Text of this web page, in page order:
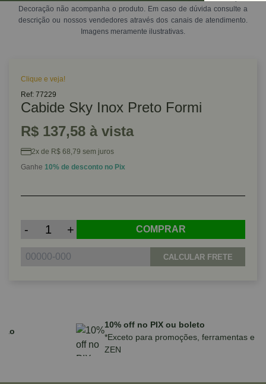
Decoração não acompanha o produto. Em caso de dúvida consulte a
descrição ou nossos vendedores através dos canais de atendimento.
Imagens meramente ilustrativas.
Clique e veja!
Ref: 77229
Cabide Sky Inox Preto Formi
R$ 137,58 à vista
2x de R$ 68,79 sem juros
Ganhe 10% de desconto no Pix
- + COMPRAR
CALCULAR FRETE
Parcele em até 10x sem juros no cartão
para compras acima de R$590,00